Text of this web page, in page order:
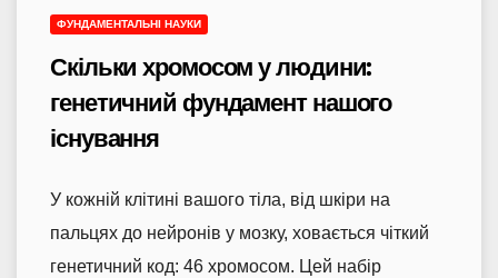
ФУНДАМЕНТАЛЬНІ НАУКИ
Скільки хромосом у людини:
генетичний фундамент нашого
існування
У кожній клітині вашого тіла, від шкіри на
пальцях до нейронів у мозку, ховається чіткий
генетичний код: 46 хромосом. Цей набір